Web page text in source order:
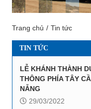
Trang chủ Tin tức
TIN TỨC
LỄ KHÁNH THÀNH
THÔNG PHÍA TÂY
NẴNG
29/03/2022